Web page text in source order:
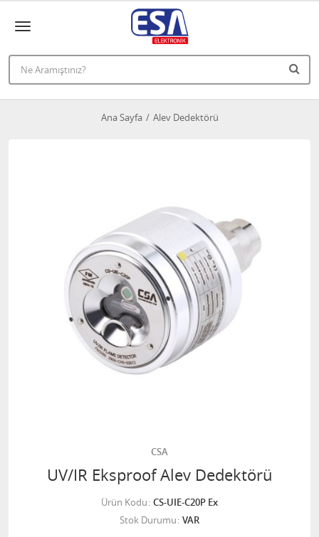
Ana Sayfa Alev Dedektörü
CSA
UV/IR Eksproof Alev Dedektörü
Ürün Kodu CS-UIE-C20P Ex
Stok Durumu VAR